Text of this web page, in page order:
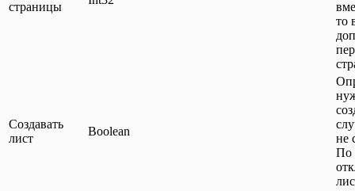
страницы
то
Создавать
лист
Boolean
не
По